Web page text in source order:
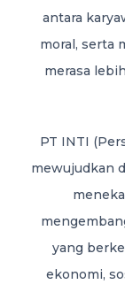
antara
moral, serta
merasa
PT INTI
mewujudkan
yang
ekonomi,